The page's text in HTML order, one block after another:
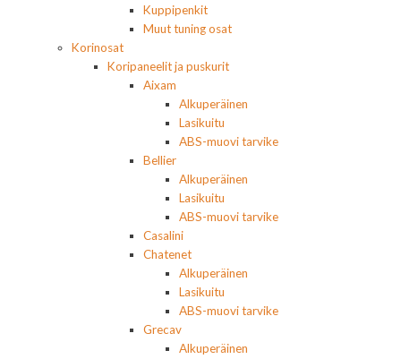
Kuppipenkit
Muut tuning osat
Korinosat
Koripaneelit ja puskurit
Aixam
Alkuperäinen
Lasikuitu
ABS-muovi tarvike
Bellier
Alkuperäinen
Lasikuitu
ABS-muovi tarvike
Casalini
Chatenet
Alkuperäinen
Lasikuitu
ABS-muovi tarvike
Grecav
Alkuperäinen